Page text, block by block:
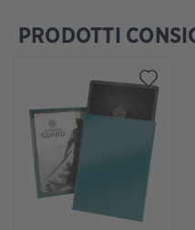
Salta la galleria dei prodotti
PRODOTTI